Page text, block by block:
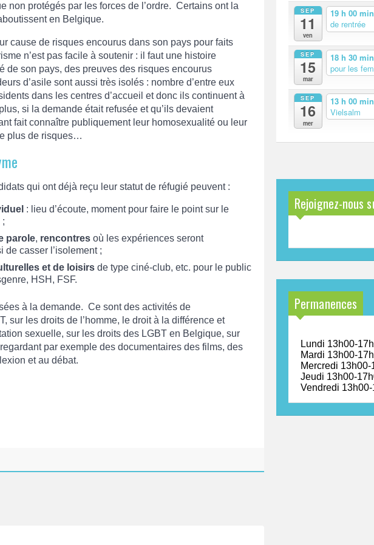
non protégés par les forces de l’ordre. Certains ont la
en Belgique.
cause de risques encourus dans son pays pour faits
n’est pas facile à soutenir : il faut une histoire
de son pays, des preuves des risques encourus
d’asile sont aussi très isolés : nombre d’entre eux
dans les centres d’accueil et donc ils continuent à
si la demande était refusée et qu’ils devaient
fait connaître publiquement leur homosexualité ou leur
plus de risques…
qui ont déjà reçu leur statut de réfugié peuvent :
: lieu d’écoute, moment pour faire le point sur le
;
parole, rencontres où les expériences seront
casser l’isolement ;
et de loisirs de type ciné-club, etc. pour le public
HSH, FSF.
à la demande. Ce sont des activités de
sur les droits de l’homme, le droit à la différence et
sexuelle, sur les droits des LGBT en Belgique, sur
par exemple des documentaires des films, des
et au débat.
SEP
11
ven
19 h 00 min
de rentrée
SEP
15
mar
18 h 30 min
pour les
SEP
16
mer
13 h 00 min
Vielsalm
Rejoignez-nous
Permanences
Lundi 13h00-
Mardi 13h00-
Mercredi 13h00-
Jeudi 13h00-
Vendredi